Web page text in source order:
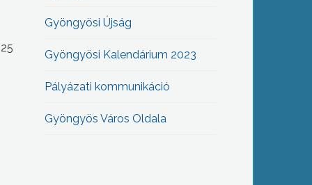
Gyöngyösi Újság
Gyöngyösi Kalendárium 2023
Pályázati kommunikáció
Gyöngyös Város Oldala